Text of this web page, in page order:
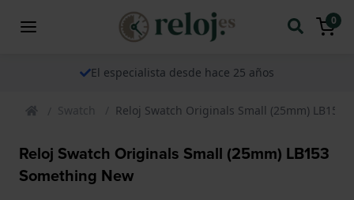
0
El especialista desde hace 25 años
Swatch Reloj Swatch Originals Small (25mm) LB153
Reloj Swatch Originals Small (25mm) LB153
Something New